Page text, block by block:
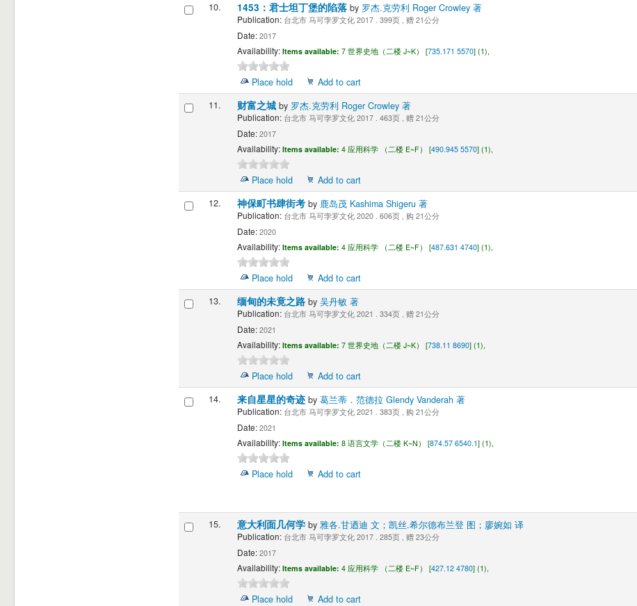
10.
1453：君士坦丁堡的陷落 by 罗杰.克劳利 Roger Crowley 著
Publication:台北市 马可孛罗文化 2017 . 399页 , 赠 21公分
Date:2017
Availability: Items available: 7 世界史地（二楼 J~K） [735.171 5570] (1),
Place hold
Add to cart
11.
财富之城 by 罗杰.克劳利 Roger Crowley 著
Publication:台北市 马可孛罗文化 2017 . 463页 , 赠 21公分
Date:2017
Availability: Items available: 4 应用科学 （二楼 E~F） [490.945 5570] (1),
Place hold
Add to cart
12.
神保町书肆街考 by 鹿岛茂 Kashima Shigeru 著
Publication:台北市 马可孛罗文化 2020 . 606页 , 购 21公分
Date:2020
Availability: Items available: 4 应用科学 （二楼 E~F） [487.631 4740] (1),
Place hold
Add to cart
13.
缅甸的未竟之路 by 吴丹敏 著
Publication:台北市 马可孛罗文化 2021 . 334页 , 赠 21公分
Date:2021
Availability: Items available: 7 世界史地（二楼 J~K） [738.11 8690] (1),
Place hold
Add to cart
14.
来自星星的奇迹 by 葛兰蒂．范德拉 Glendy Vanderah 著
Publication:台北市 马可孛罗文化 2021 . 383页 , 购 21公分
Date:2021
Availability: Items available: 8 语言文学（二楼 K~N） [874.57 6540.1] (1),
Place hold Add to cart
15. 意大利面几何学 by 雅各.甘迺迪 文；凯丝.希尔德布兰登 图；廖婉如 译
Publication:台北市 马可孛罗文化 2017 . 285页 , 赠 23公分
Date:2017
Availability: Items available: 4 应用科学 （二楼 E~F） [427.12 4780] (1),
Place hold Add to cart